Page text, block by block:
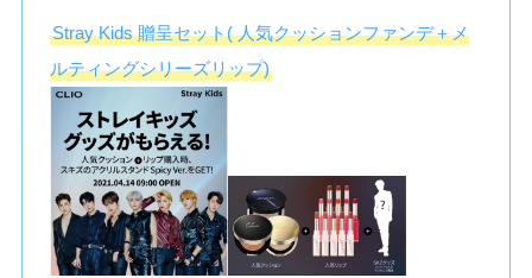
Stray Kids 贈呈セット( 人気クッションファンデ＋メ
ルティングシリーズリップ)